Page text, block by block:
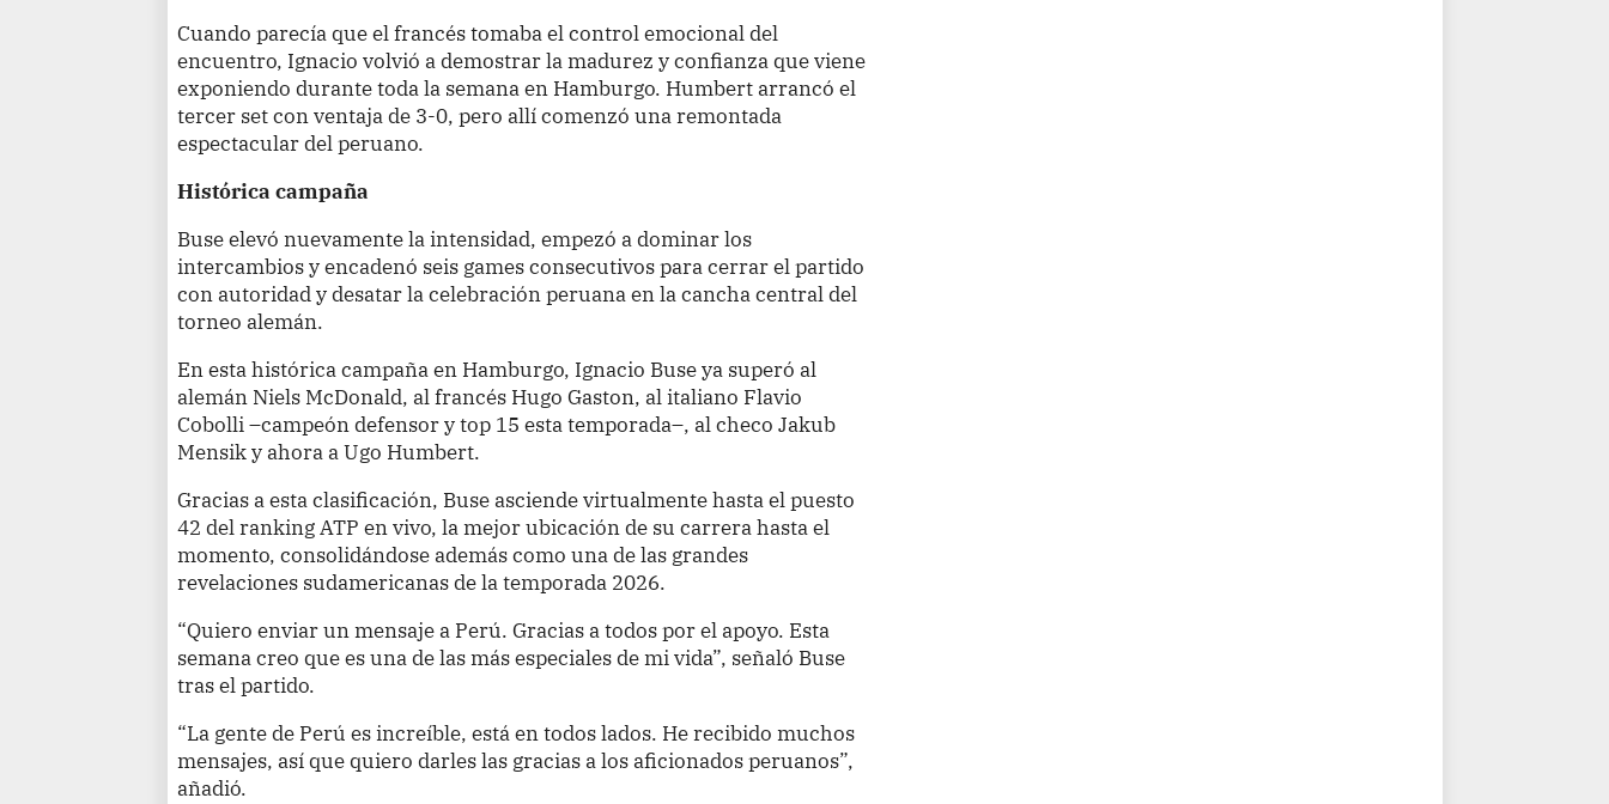
Cuando parecía que el francés tomaba el control emocional del
encuentro, Ignacio volvió a demostrar la madurez y confianza que viene
exponiendo durante toda la semana en Hamburgo. Humbert arrancó el
tercer set con ventaja de 3-0, pero allí comenzó una remontada
espectacular del peruano.
Histórica campaña
Buse elevó nuevamente la intensidad, empezó a dominar los
intercambios y encadenó seis games consecutivos para cerrar el partido
con autoridad y desatar la celebración peruana en la cancha central del
torneo alemán.
En esta histórica campaña en Hamburgo, Ignacio Buse ya superó al
alemán Niels McDonald, al francés Hugo Gaston, al italiano Flavio
Cobolli –campeón defensor y top 15 esta temporada–, al checo Jakub
Mensik y ahora a Ugo Humbert.
Gracias a esta clasificación, Buse asciende virtualmente hasta el puesto
42 del ranking ATP en vivo, la mejor ubicación de su carrera hasta el
momento, consolidándose además como una de las grandes
revelaciones sudamericanas de la temporada 2026.
“Quiero enviar un mensaje a Perú. Gracias a todos por el apoyo. Esta
semana creo que es una de las más especiales de mi vida”, señaló Buse
tras el partido.
“La gente de Perú es increíble, está en todos lados. He recibido muchos
mensajes, así que quiero darles las gracias a los aficionados peruanos”,
añadió.